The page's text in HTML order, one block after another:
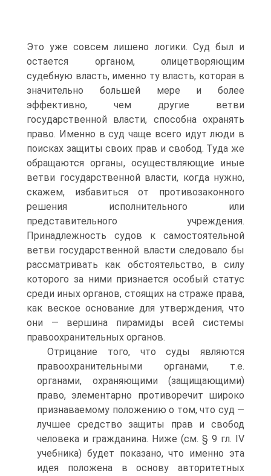
Это уже совсем лишено логики. Суд был и
остается органом, олицетворяющим
судебную власть, именно ту власть, которая в
значительно большей мере и более
эффективно, чем другие ветви
государственной власти, способна охранять
право. Именно в суд чаще всего идут люди в
поисках защиты своих прав и свобод. Туда же
обращаются органы, осуществляющие иные
ветви государственной власти, когда нужно,
скажем, избавиться от противозаконного
решения исполнительного или
представительного учреждения.
Принадлежность судов к самостоятельной
ветви государственной власти следовало бы
рассматривать как обстоятельство, в силу
которого за ними признается особый статус
среди иных органов, стоящих на страже права,
как веское основание для утверждения, что
они — вершина пирамиды всей системы
правоохранительных органов.
Отрицание того, что суды являются
правоохранительными органами, т.е.
органами, охраняющими (защищающими)
право, элементарно противоречит широко
признаваемому положению о том, что суд —
лучшее средство защиты прав и свобод
человека и гражданина. Ниже (см. § 9 гл. IV
учебника) будет показано, что именно эта
идея положена в основу авторитетных